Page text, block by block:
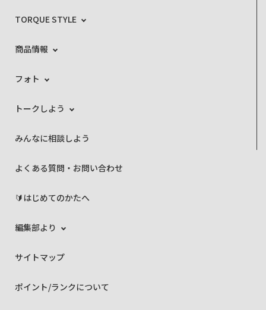
TORQUE STYLE
商品情報
フォト
トークしよう
みんなに相談しよう
よくある質問・お問い合わせ
🔰はじめてのかたへ
編集部より
サイトマップ
ポイント/ランクについて